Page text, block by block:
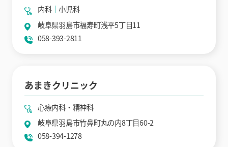
内科
小児科
岐阜県羽島市福寿町浅平5丁目11
058-393-2811
あまきクリニック
心療内科・精神科
岐阜県羽島市竹鼻町丸の内8丁目60-2
058-394-1278